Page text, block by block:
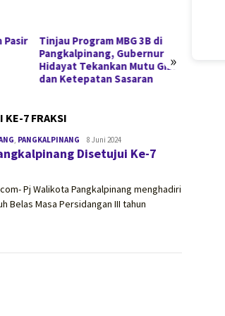
»
Pasir
Tinjau Program MBG 3B di
Pangkalpinang, Gubernur
Hidayat Tekankan Mutu Gizi
dan Ketepatan Sasaran
KE-7 FRAKSI
PANGKALPINANG vissionnews.com
8 Juni 2024
Disetujui Ke-7
Pj Walikota Pangkalpinang menghadiri
Belas Masa Persidangan III tahun